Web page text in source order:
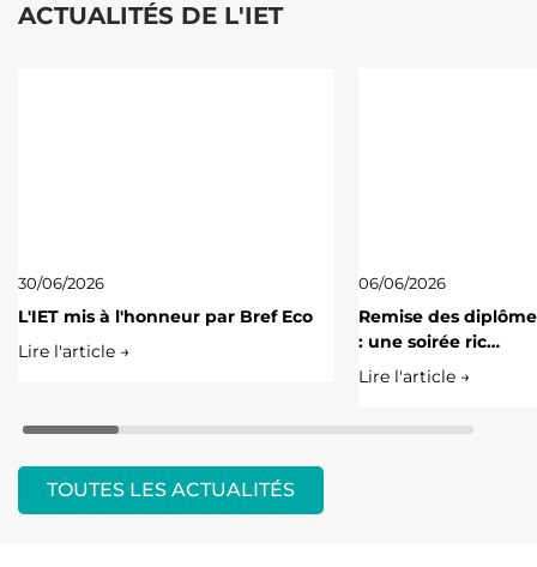
ACTUALITÉS DE L'IET
30/06/2026
L'IET mis à l'honneur par Bref Eco
Lire l'article →
06/06/2026
Remise des
: une soirée ric…
Lire l'article →
TOUTES LES ACTUALITÉS